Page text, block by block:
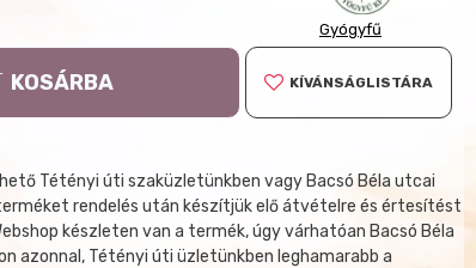
Gyógyfű
KOSÁRBA KÍVÁNSÁGLISTÁRA
Tétényi úti szaküzletünkben vagy Bacsó Béla utcai
rendelés után készítjük elő átvételre és értesítést
készleten van a termék, úgy várhatóan Bacsó Béla
azonnal, Tétényi úti üzletünkben leghamarabb a